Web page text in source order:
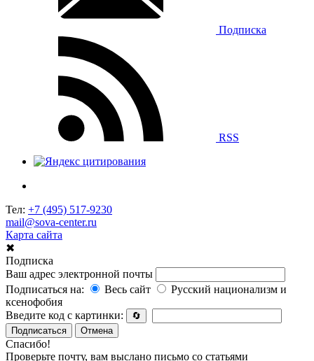
Подписка
RSS
Тел: +7 (495) 517-9230
mail@sova-center.ru
Карта сайта
✖
Подписка
Ваш адрес электронной почты
Подписаться на:
Весь сайт
Русский национализм и
ксенофобия
Введите код с картинки:
🔄
Подписаться
Отмена
Спасибо!
Проверьте почту, вам выслано письмо со статьями